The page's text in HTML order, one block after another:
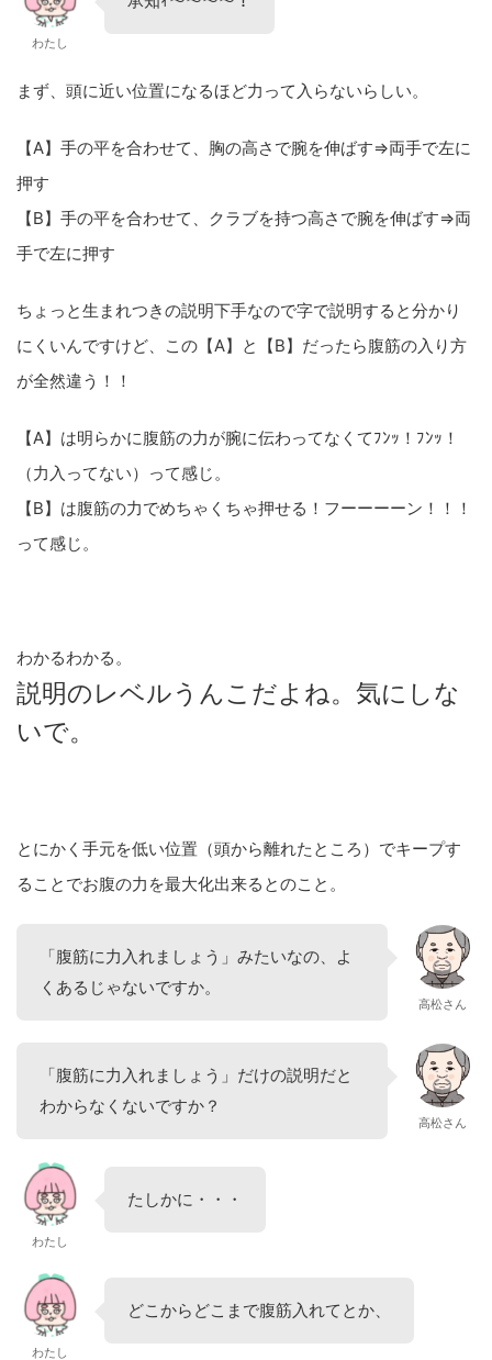
わたし
まず、頭に近い位置になるほど力って入らないらしい。
【A】手の平を合わせて、胸の高さで腕を伸ばす⇒両手で左に
押す
【B】手の平を合わせて、クラブを持つ高さで腕を伸ばす⇒両
手で左に押す
ちょっと生まれつきの説明下手なので字で説明すると分かり
にくいんですけど、この【A】と【B】だったら腹筋の入り方
が全然違う！！
【A】は明らかに腹筋の力が腕に伝わってなくてﾌﾝｯ！ﾌﾝｯ！
（力入ってない）って感じ。
【B】は腹筋の力でめちゃくちゃ押せる！フーーーーン！！！
って感じ。
わかるわかる。
説明のレベルうんこだよね。気にしな
いで。
とにかく手元を低い位置（頭から離れたところ）でキープす
ることでお腹の力を最大化出来るとのこと。
「腹筋に力入れましょう」みたいなの、よ
くあるじゃないですか。
高松さん
「腹筋に力入れましょう」だけの説明だと
わからなくないですか？
高松さん
わたし
たしかに・・・
わたし
どこからどこまで腹筋入れてとか、